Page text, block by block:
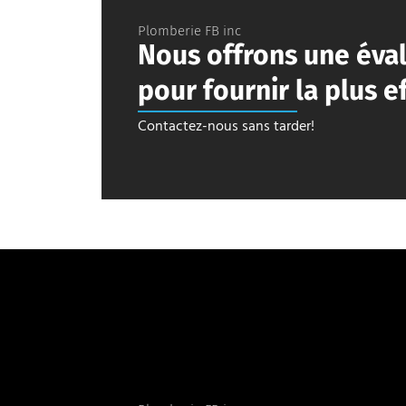
Plomberie FB inc
Nous offrons une
pour fournir la plus
Contactez-nous sans tarder!